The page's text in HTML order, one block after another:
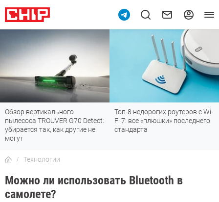
Топ-8 недорогих роутеров с Wi-
Fi 7: все «плюшки» последнего
стандарта
7 мессенджеров, которые
отлично работают в России
Технологии
Можно ли использовать Bluetooth в
самолете?